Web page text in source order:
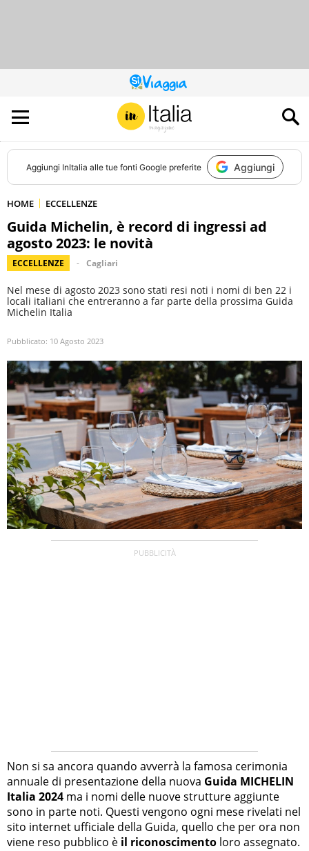
QUESTO
SITO
CONTRIBUISCE
ALL’AUDIENCE
DI
Aggiungi InItalia alle tue fonti Google preferite Aggiungi
HOME ECCELLENZE
Guida Michelin, è record di ingressi ad
agosto 2023: le novità
ECCELLENZE Cagliari
Nel mese di agosto 2023 sono stati resi noti i nomi di ben 22 i
locali italiani che entreranno a far parte della prossima Guida
Michelin Italia
Pubblicato: 10 Agosto 2023
Non si sa ancora quando avverrà la famosa cerimonia
annuale di presentazione della nuova Guida MICHELIN
Italia 2024 ma i nomi delle nuove strutture aggiunte
sono in parte noti. Questi vengono ogni mese rivelati nel
sito internet ufficiale della Guida, quello che per ora non
viene reso pubblico è il riconoscimento loro assegnato.